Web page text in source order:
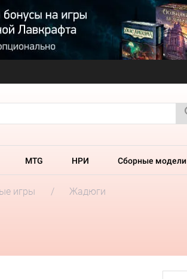
MTG НРИ Сборные модели
игры Жадюги